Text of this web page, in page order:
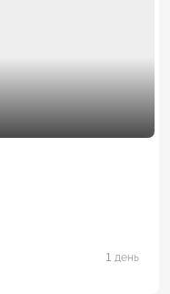
1 день